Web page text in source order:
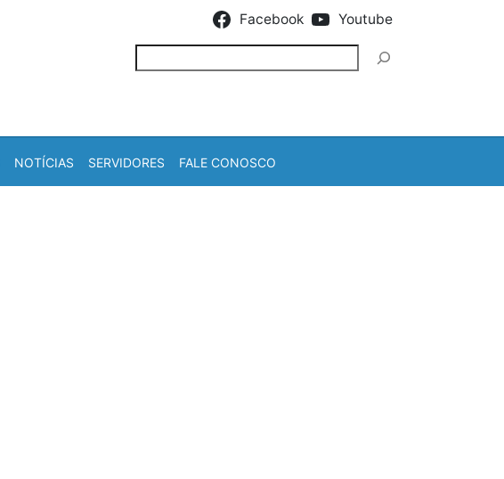
Facebook Youtube
NOTÍCIAS SERVIDORES FALE CONOSCO